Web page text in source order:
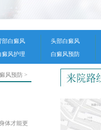
部白癜风 头部白癜风
癜风护理 白癜风预防
风预防 >
体才能更